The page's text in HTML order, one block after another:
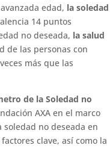
edad, la soledad
14 puntos
no deseada, la salud
de las personas con
más que las
de la Soledad no
AXA en el marco
no deseada en
clave, así como la